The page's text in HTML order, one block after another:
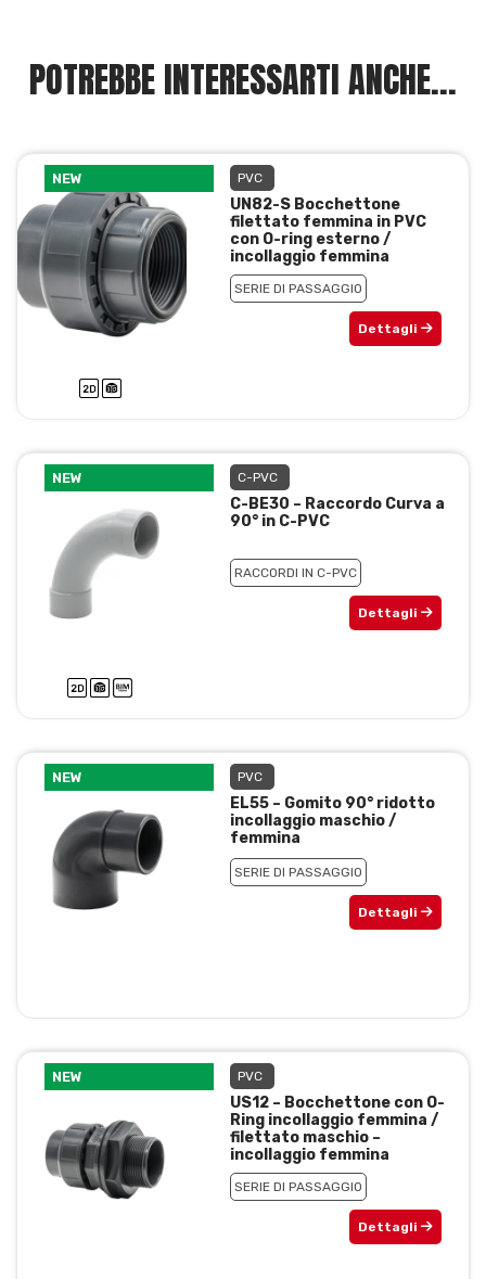
POTREBBE INTERESSARTI ANCHE...
NEW PVC
UN82-S Bocchettone
filettato femmina in PVC
con O-ring esterno /
incollaggio femmina
SERIE DI PASSAGGIO
Dettagli
NEW C-PVC
C-BE30 – Raccordo Curva a
90° in C-PVC
RACCORDI IN C-PVC
Dettagli
NEW PVC
EL55 – Gomito 90° ridotto
incollaggio maschio /
femmina
SERIE DI PASSAGGIO
Dettagli
NEW PVC
US12 – Bocchettone con O-
Ring incollaggio femmina /
filettato maschio –
incollaggio femmina
SERIE DI PASSAGGIO
Dettagli